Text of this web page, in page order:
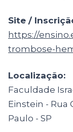
Site /
https://
trombose-
Localização:
Faculdade
Einstein - Rua
Paulo - SP